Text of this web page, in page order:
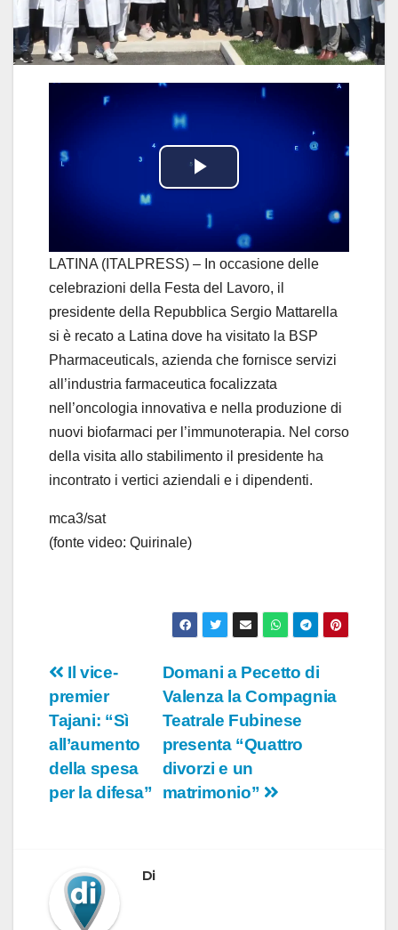
P
l
a
y
V
i
d
e
LATINA (ITALPRESS) – In occasione delle
celebrazioni della Festa del Lavoro, il
presidente della Repubblica Sergio Mattarella
si è recato a Latina dove ha visitato la BSP
Pharmaceuticals, azienda che fornisce servizi
all’industria farmaceutica focalizzata
nell’oncologia innovativa e nella produzione di
nuovi biofarmaci per l’immunoterapia. Nel corso
della visita allo stabilimento il presidente ha
incontrato i vertici aziendali e i dipendenti.
mca3/sat
(fonte video: Quirinale)
Navigazione
articoli
Domani a Pecetto di
Valenza la Compagnia
Teatrale Fubinese
presenta “Quattro
divorzi e un
matrimonio”
Il vice-
premier
Tajani: “Sì
all’aumento
della spesa
per la difesa”
Di